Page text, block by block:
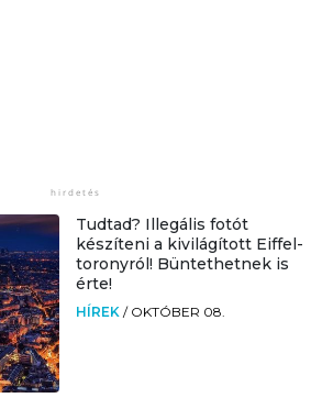
Tudtad? Illegális fotót
készíteni a kivilágított Eiffel-
toronyról! Büntethetnek is
érte!
HÍREK / OKTÓBER 08.